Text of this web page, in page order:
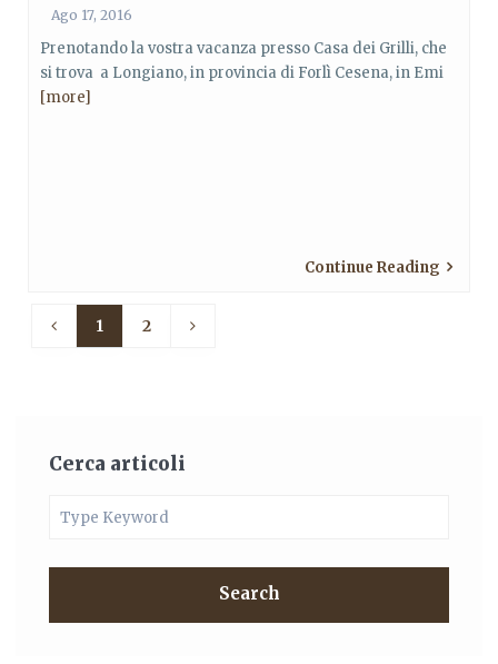
Ago 17, 2016
Prenotando la vostra vacanza presso Casa dei Grilli, che
si trova a Longiano, in provincia di Forlì Cesena, in Emi
[more]
Continue Reading
1 2
Cerca articoli
Search